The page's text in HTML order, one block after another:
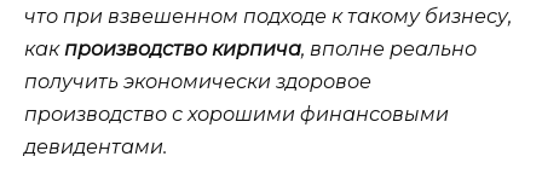
что при взвешенном подходе к такому бизнесу,
какпроизводство кирпича, вполне реально
получить экономически здоровое
производство с хорошими финансовыми
девидентами.